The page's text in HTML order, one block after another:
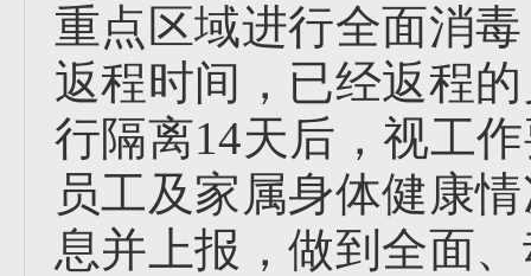
重点区域进行全面消
返程时间，已经返程
行隔离14天后，视工
员工及家属身体健康
息并上报，做到全面